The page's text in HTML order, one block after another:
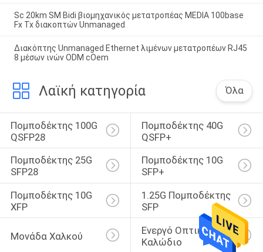
Sc 20km SM Bidi βιομηχανικός μετατροπέας MEDIA 100base
Fx Tx διακοπτών Unmanaged
Διακόπτης Unmanaged Ethernet λιμένων μετατροπέων RJ45
8 μέσων ινών ODM cOem
Λαϊκή κατηγορία Όλα
Πομποδέκτης 100G
QSFP28
Πομποδέκτης 40G
QSFP+
Πομποδέκτης 25G
SFP28
Πομποδέκτης 10G
SFP+
Πομποδέκτης 10G
XFP
1.25G Πομποδέκτης
SFP
Μονάδα Χαλκού
Ενεργό Οπτικό
Καλώδιο